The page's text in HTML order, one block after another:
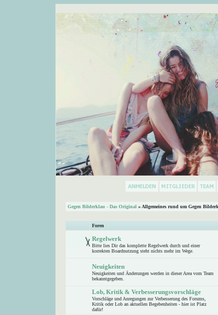
Gegen Bilderklau - Das Original » Allgemeines rund um Gegen
Foren
Regelwerk
Bitte lies Dir das komplette Regelwerk durch und einer
korrekten Boardnutzung steht nichts mehr im Wege.
Neuigkeiten
Neuigkeiten und Änderungen werden in dieser Area vom Team
bekanntgegeben.
Lob, Kritik & Verbesserungsvorschläge
Vorschläge und Anregungen zur Verbesserung des Forums,
Kritik oder Lob an aktuellen Begebenheiten - hier ist Platz
dafür!